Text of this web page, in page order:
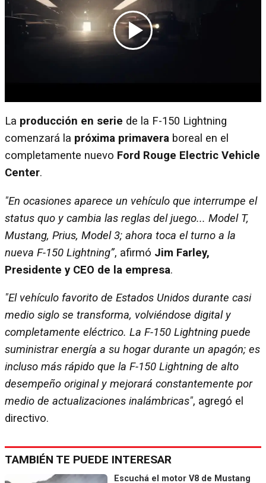
La producción en serie de la F-150 Lightning
comenzará la próxima primavera boreal en el
completamente nuevo Ford Rouge Electric Vehicle
Center.
"En ocasiones aparece un vehículo que interrumpe el
status quo y cambia las reglas del juego... Model T,
Mustang, Prius, Model 3; ahora toca el turno a la
nueva F-150 Lightning”, afirmó Jim Farley,
Presidente y CEO de la empresa.
"El vehículo favorito de Estados Unidos durante casi
medio siglo se transforma, volviéndose digital y
completamente eléctrico. La F-150 Lightning puede
suministrar energía a su hogar durante un apagón; es
incluso más rápido que la F-150 Lightning de alto
desempeño original y mejorará constantemente por
medio de actualizaciones inalámbricas", agregó el
directivo.
TAMBIÉN TE PUEDE INTERESAR
Escuchá el motor V8 de Mustang